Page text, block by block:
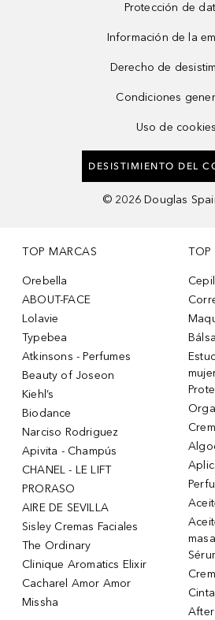
Protección de
Información de la
Derecho de
Condiciones
Uso de cookies
DESISTIMIENTO DEL
© 2026 Douglas
TOP MARCAS
Orebella
ABOUT-FACE
Lolavie
Typebea
Atkinsons - Perfumes
Beauty of Joseon
Kiehl’s
Biodance
Narciso Rodriguez
Apivita - Champús
CHANEL - LE LIFT
PRORASO
AIRE DE SEVILLA
Sisley Cremas Faciales
The Ordinary
Clinique Aromatics Elixir
Cacharel Amor Amor
Missha
TOP